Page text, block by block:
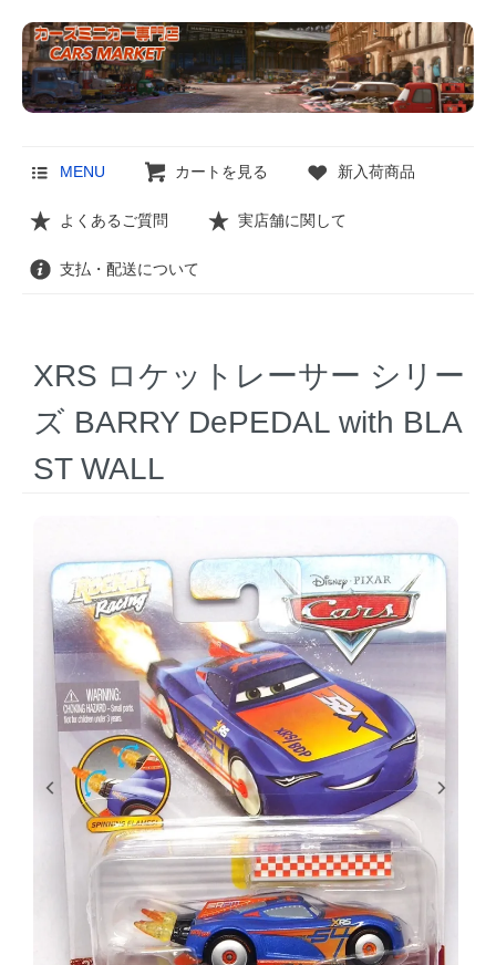
MENU カートを見る 新入荷商品
よくあるご質問 実店舗に関して
支払・配送について
XRS ロケットレーサー シリー
ズ BARRY DePEDAL with BLA
ST WALL